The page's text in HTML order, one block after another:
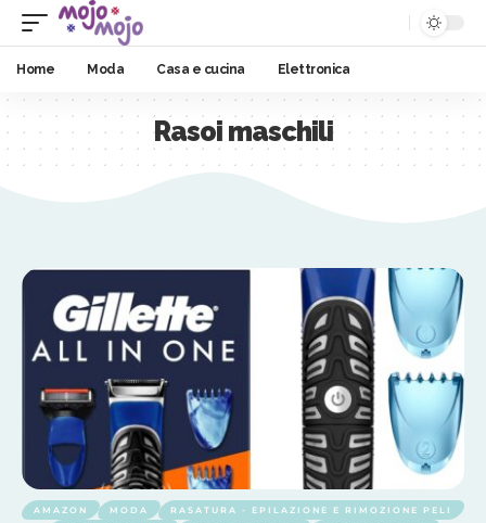
Home Moda Casa e cucina Elettronica
Rasoi maschili
AMAZON MODA
RASATURA - EPILAZIONE E RIMOZIONE PELI